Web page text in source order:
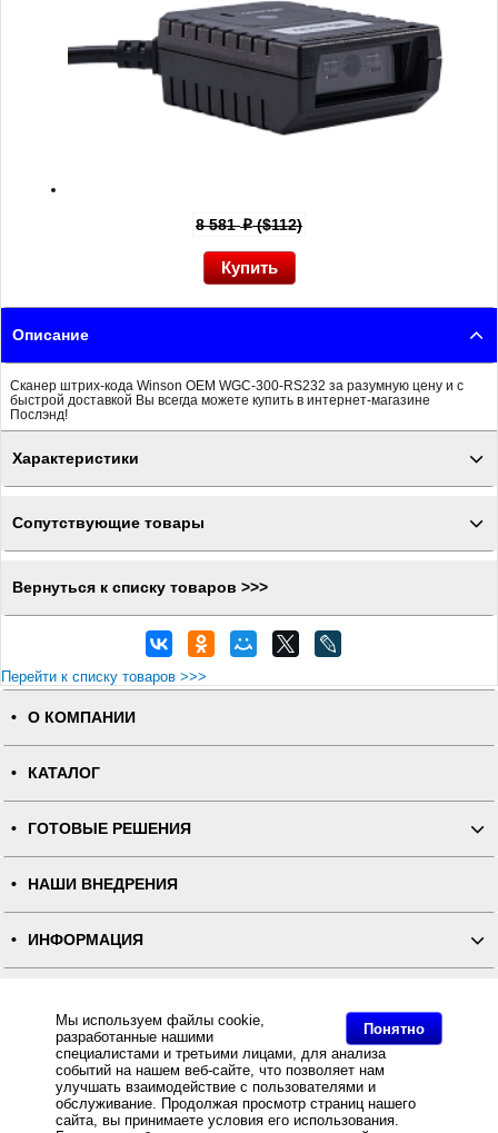
Понятно
Мы используем файлы cookie,
разработанные нашими
специалистами и третьими лицами, для анализа
событий на нашем веб-сайте, что позволяет нам
улучшать взаимодействие с пользователями и
обслуживание. Продолжая просмотр страниц нашего
сайта, вы принимаете условия его использования.
8 581p($112)
Описание
Сканер штрих-кода Winson OEM WGC-300-RS232 за разумную цену и с
быстрой доставкой Вы всегда можете купить в интернет-магазине
Послэнд!
Характеристики
Сопутствующие товары
Вернуться к списку товаров >>>
Перейти к списку товаров >>>
О КОМПАНИИ
КАТАЛОГ
ГОТОВЫЕ РЕШЕНИЯ
НАШИ ВНЕДРЕНИЯ
ИНФОРМАЦИЯ
ПОЛНАЯ ВЕРСИЯ
Интернет-магазин "ПОСЛЭНД" - торгового оборудования, оборудования для автоматизации общепита и
торговли, расходных материалов
Все права защищены, ООО "ПОСЛЭНД" © 2008-2026.
Политика конфиденциальности